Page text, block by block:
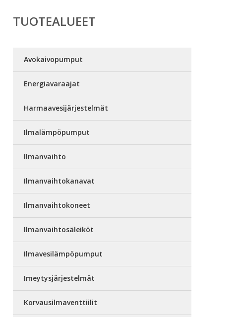
TUOTEALUEET
Avokaivopumput
Energiavaraajat
Harmaavesijärjestelmät
Ilmalämpöpumput
Ilmanvaihto
Ilmanvaihtokanavat
Ilmanvaihtokoneet
Ilmanvaihtosäleiköt
Ilmavesilämpöpumput
Imeytysjärjestelmät
Korvausilmaventtiilit